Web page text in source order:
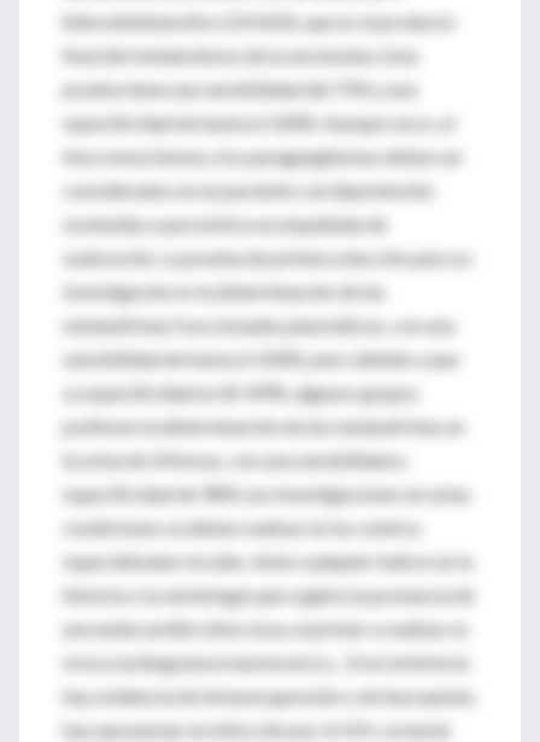
hidroxiindolacético (5HIAA), que es el producto
final del metabolismo de la serotonina. Esta
prueba tiene una sensibilidad del 75% y una
especificidad de hasta el 100%. Aunque raros, el
feocromocitoma y los paragangliomas deben ser
considerados en un paciente con hipertensión
sostenida o paroxística acompañada de
sudoración. La prueba de primera elección para su
investigación es la determinación de las
metanefrinas fraccionadas plasmáticas, con una
sensibilidad de hasta el 100%, pero debido a que
su especificidad es 85-89%, algunos grupos
prefieren la determinación de las metanefrinas en
la orina de 24 horas, con una sensibilidad y
especificidad de 98% Las investigaciones en estas
condiciones se deben realizar en los centros
especializados locales. Ante cualquier indicio en la
historia o la semiología que sugiera la presencia de
una endocarditis infecciosa, el primer a realizar es
el ecocardiograma transtorácico... Si en la historia
hay evidencia de inmunosupresión o de leucopenia,
hay que pesnar en infección por el VIH, se harán